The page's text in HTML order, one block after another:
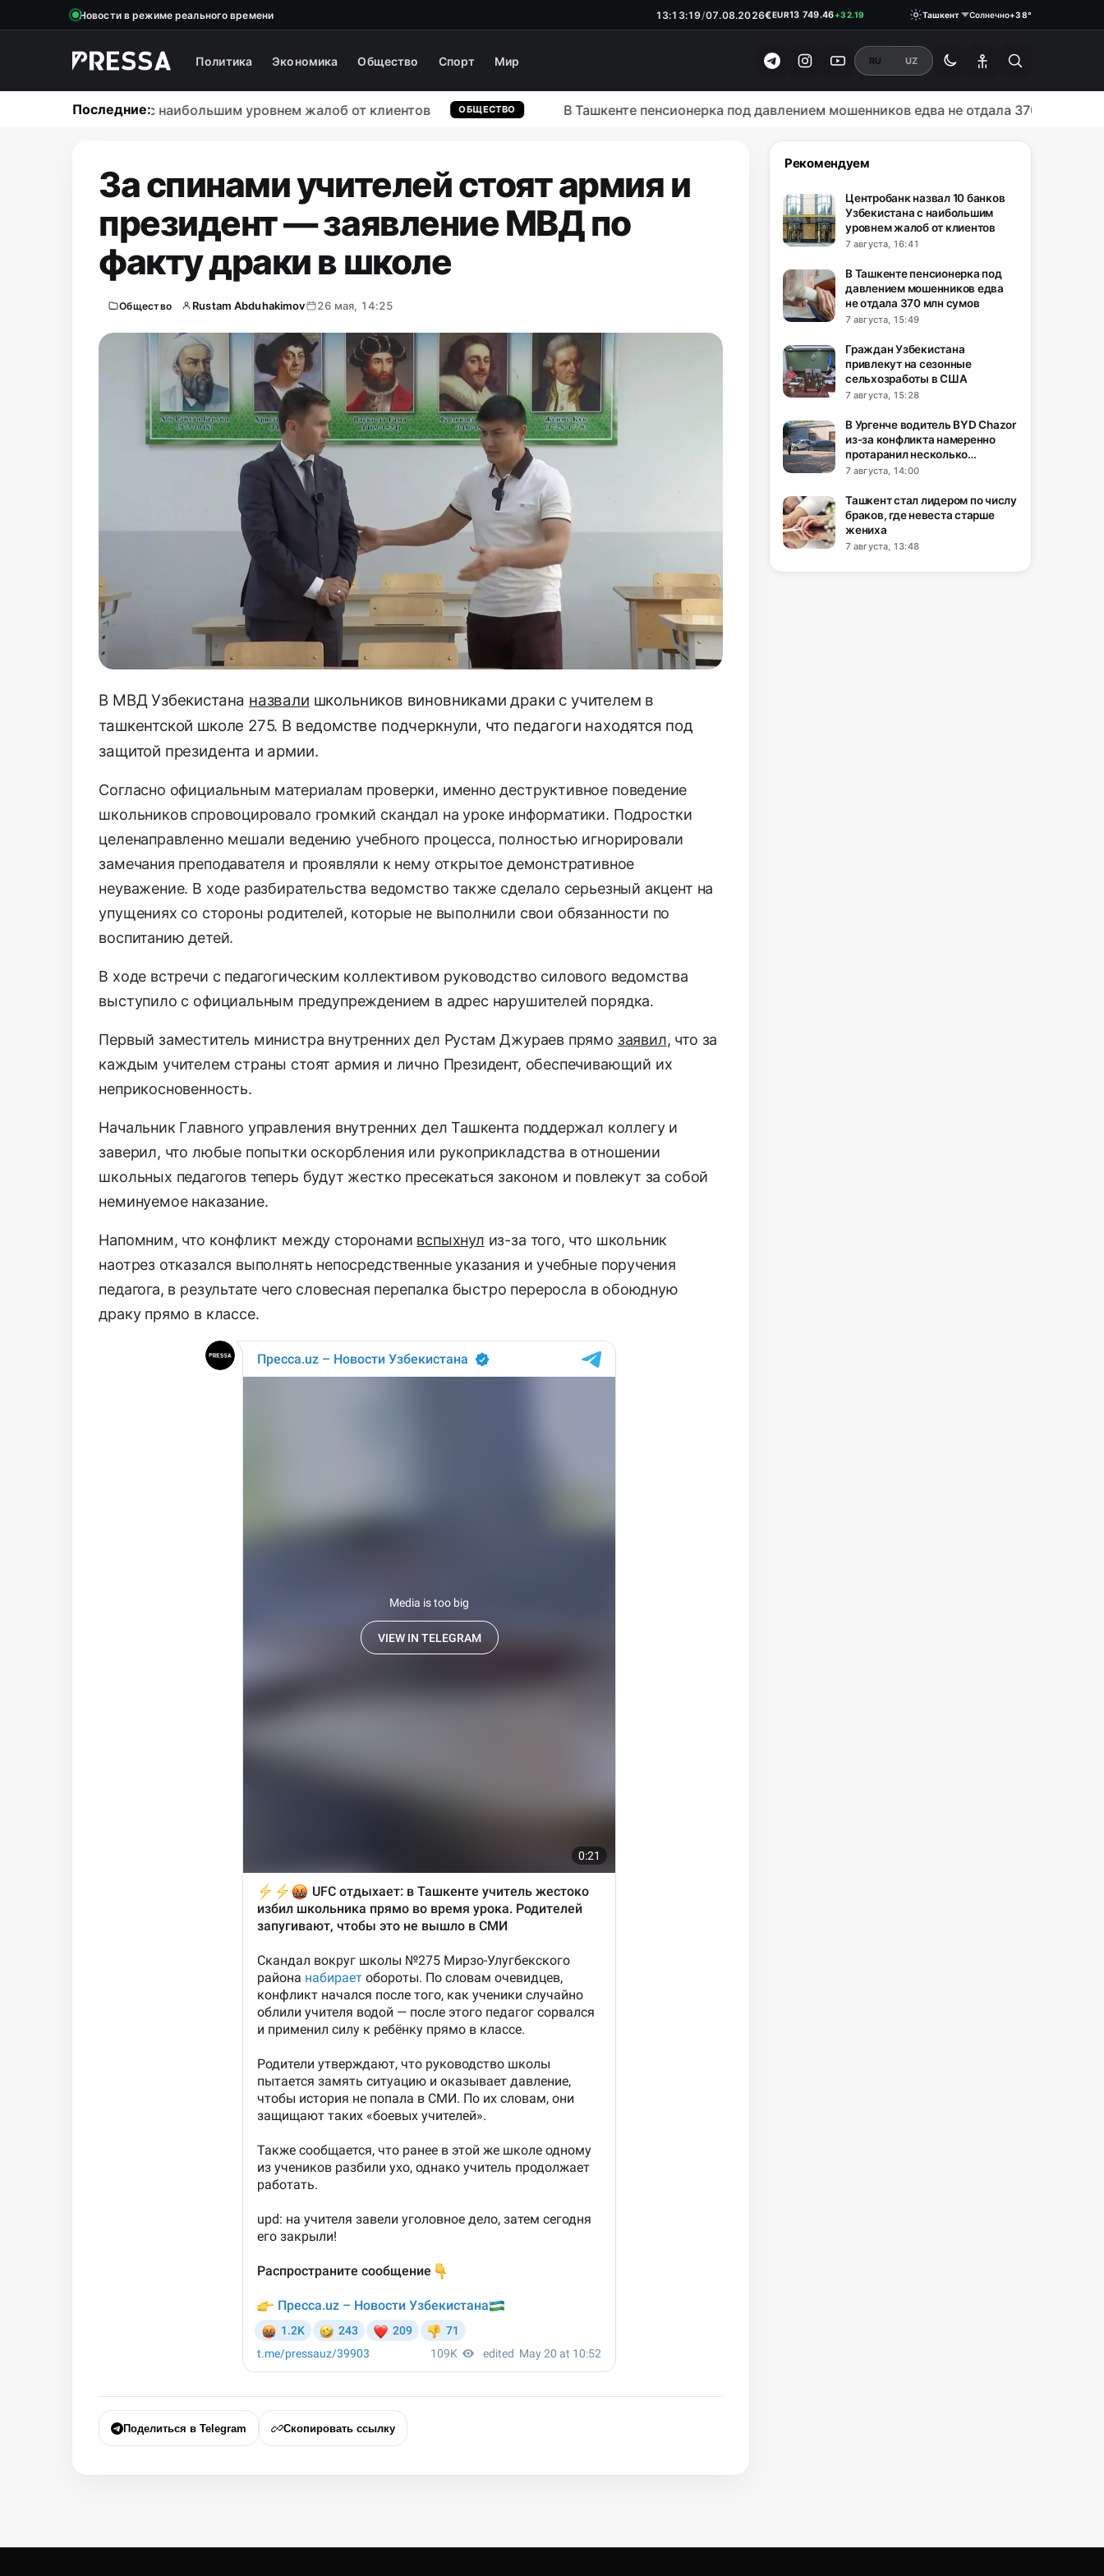
Новости в режиме реального времени 13:13:20/07.08.2026₽RUB146.19000.18 Ташкент Солнечно+38°
Политика Экономика Общество Спорт Мир RU UZ
Последние:
Узбекистана с наибольшим уровнем жалоб от клиентов ОБЩЕСТВО В Ташкенте пенсионерка под давлением мошенников едва не отдала 370 млн сумов
За спинами учителей стоят армия и
президент — заявление МВД по
факту драки в школе
Общество Rustam Abduhakimov 26 мая, 14:25
В МВД Узбекистана назвали школьников виновниками драки с учителем в
ташкентской школе 275. В ведомстве подчеркнули, что педагоги находятся под
защитой президента и армии.
Согласно официальным материалам проверки, именно деструктивное поведение
школьников спровоцировало громкий скандал на уроке информатики. Подростки
целенаправленно мешали ведению учебного процесса, полностью игнорировали
замечания преподавателя и проявляли к нему открытое демонстративное
неуважение. В ходе разбирательства ведомство также сделало серьезный акцент на
упущениях со стороны родителей, которые не выполнили свои обязанности по
воспитанию детей.
В ходе встречи с педагогическим коллективом руководство силового ведомства
выступило с официальным предупреждением в адрес нарушителей порядка.
Первый заместитель министра внутренних дел Рустам Джураев прямо заявил, что за
каждым учителем страны стоят армия и лично Президент, обеспечивающий их
неприкосновенность.
Начальник Главного управления внутренних дел Ташкента поддержал коллегу и
заверил, что любые попытки оскорбления или рукоприкладства в отношении
школьных педагогов теперь будут жестко пресекаться законом и повлекут за собой
неминуемое наказание.
Напомним, что конфликт между сторонами вспыхнул из-за того, что школьник
наотрез отказался выполнять непосредственные указания и учебные поручения
педагога, в результате чего словесная перепалка быстро переросла в обоюдную
драку прямо в классе.
Поделиться в Telegram Скопировать ссылку
Рекомендуем
Центробанк назвал 10 банков
Узбекистана с наибольшим
уровнем жалоб от клиентов
7 августа, 16:41
В Ташкенте пенсионерка под
давлением мошенников едва
не отдала 370 млн сумов
7 августа, 15:49
Граждан Узбекистана
привлекут на сезонные
сельхозработы в США
7 августа, 15:28
В Ургенче водитель BYD Chazor
из-за конфликта намеренно
протаранил несколько
автомобилей
7 августа, 14:00
Ташкент стал лидером по числу
браков, где невеста старше
жениха
7 августа, 13:48